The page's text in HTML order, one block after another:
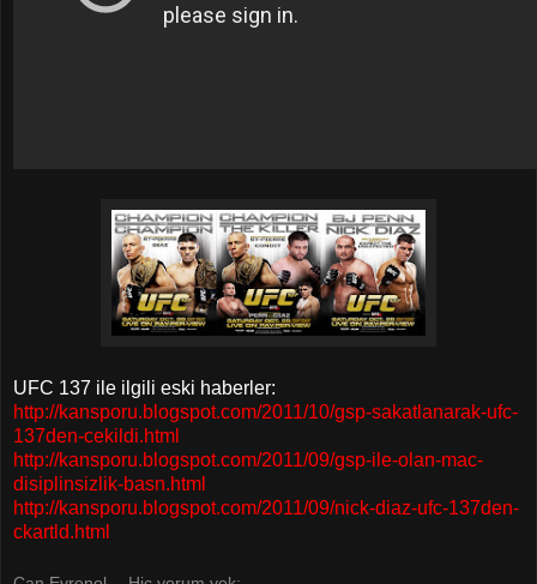
UFC 137 ile ilgili eski haberler:
http://kansporu.blogspot.com/2011/10/gsp-sakatlanarak-ufc-
137den-cekildi.html
http://kansporu.blogspot.com/2011/09/gsp-ile-olan-mac-
disiplinsizlik-basn.html
http://kansporu.blogspot.com/2011/09/nick-diaz-ufc-137den-
ckartld.html